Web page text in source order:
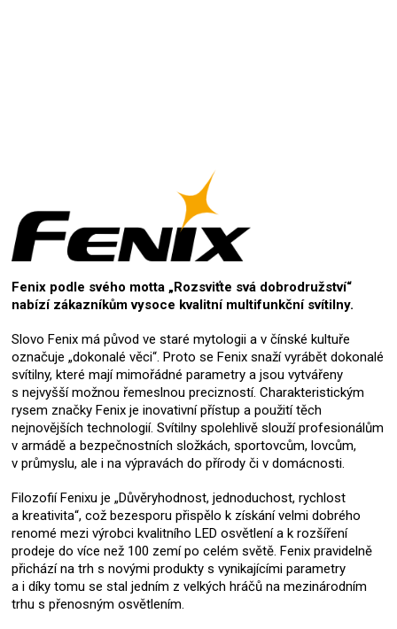
Fenix podle svého motta „Rozsviťte svá dobrodružství“
nabízí zákazníkům vysoce kvalitní multifunkční svítilny.
Slovo Fenix má původ ve staré mytologii a v čínské kultuře
označuje „dokonalé věci“. Proto se Fenix snaží vyrábět dokonalé
svítilny, které mají mimořádné parametry a jsou vytvářeny
s nejvyšší možnou řemeslnou precizností. Charakteristickým
rysem značky Fenix je inovativní přístup a použití těch
nejnovějších technologií. Svítilny spolehlivě slouží profesionálům
v armádě a bezpečnostních složkách, sportovcům, lovcům,
v průmyslu, ale i na výpravách do přírody či v domácnosti.
Filozofií Fenixu je „Důvěryhodnost, jednoduchost, rychlost
a kreativita“, což bezesporu přispělo k získání velmi dobrého
renomé mezi výrobci kvalitního LED osvětlení a k rozšíření
prodeje do více než 100 zemí po celém světě. Fenix pravidelně
přichází na trh s novými produkty s vynikajícími parametry
a i díky tomu se stal jedním z velkých hráčů na mezinárodním
trhu s přenosným osvětlením.